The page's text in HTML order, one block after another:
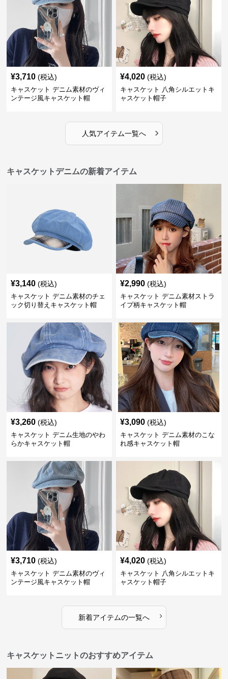
¥3,710 (税込)
キャスケット デニム素材のヴィ
ンテージ風キャスケット帽
¥4,020 (税込)
キャスケット 八角シルエットキ
ャスケット帽子
人気アイテム一覧へ ›
キャスケットデニムの新着アイテム
¥3,140 (税込)
キャスケット デニム素材のチェ
ック切り替えキャスケット帽
¥2,990 (税込)
キャスケット デニム素材ストラ
イプ柄キャスケット帽
¥3,260 (税込)
キャスケット デニム生地のやわ
らかキャスケット帽
¥3,090 (税込)
キャスケット デニム素材のこな
れ感キャスケット帽
¥3,710 (税込)
キャスケット デニム素材のヴィ
ンテージ風キャスケット帽
¥4,020 (税込)
キャスケット 八角シルエットキ
ャスケット帽子
新着アイテムの一覧へ ›
キャスケットニットのおすすめアイテム